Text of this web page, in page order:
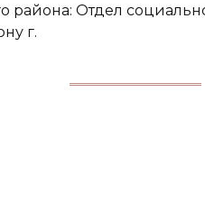
района: Отдел
г.